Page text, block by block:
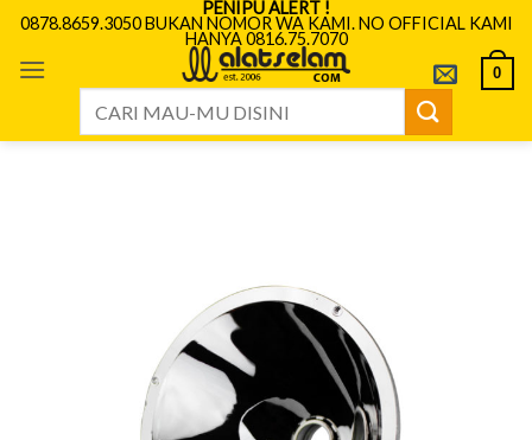
Skip
content
PENIPU ALERT !
0878.8659.3050 BUKAN NOMOR WA KAMI. NO OFFICIAL KAMI
HANYA 0816.75.7070
0